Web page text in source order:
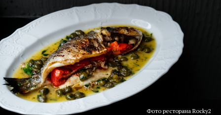
Фото ресторана Rocky2